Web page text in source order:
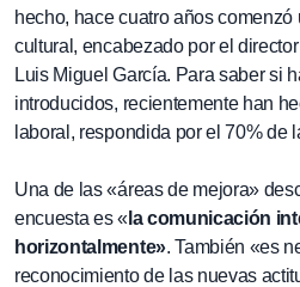
hecho, hace cuatro años
cultural, encabezado por el
Luis Miguel García. Para saber si
introducidos, recientemente han
laboral, respondida por el 70% de
Una de las «áreas de mejora»
encuesta es « la comunicación
horizontalmente». También «es
reconocimiento de las nuevas